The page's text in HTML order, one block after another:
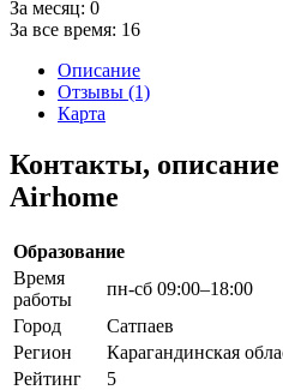
За месяц: 0
За все время: 16
Описание
Отзывы (1)
Карта
Контакты,
Airhome
Образование
Время
работы
пн-сб 09:00–18:00
Город
Сатпаев
Регион
Карагандинская
Рейтинг
5